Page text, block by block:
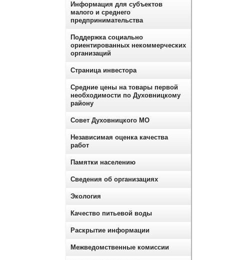
Информация для субъектов
малого и среднего
предпринимательства
Поддержка социально
ориентированных некоммерческих
организаций
Страница инвестора
Средние цены на товары первой
необходимости по Духовницкому
району
Совет Духовницкого МО
Независимая оценка качества
работ
Памятки населению
Сведения об организациях
Экология
Качество питьевой воды
Раскрытие информации
Межведомственные комиссии